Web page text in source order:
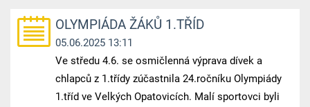
OLYMPIÁDA ŽÁKŮ 1.TŘÍD
05.06.2025 13:11
Ve středu 4.6. se osmičlenná výprava dívek a
chlapců z 1.třídy zúčastnila 24.ročníku Olympiády
1.tříd ve Velkých Opatovicích. Malí sportovci byli